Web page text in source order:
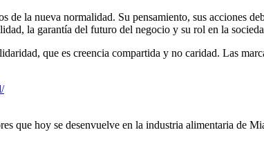
de la nueva normalidad. Su pensamiento, sus acciones
la garantía del futuro del negocio y su rol en la
que es creencia compartida y no caridad. Las
que hoy se desenvuelve en la industria alimentaria de